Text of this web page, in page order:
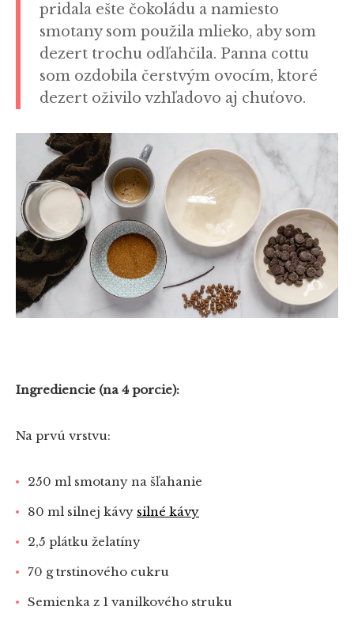
pridala ešte čokoládu a namiesto
smotany som použila mlieko, aby som
dezert trochu odľahčila. Panna cottu
som ozdobila čerstvým ovocím, ktoré
dezert oživilo vzhľadovo aj chuťovo.
Ingrediencie (na 4 porcie):
Na prvú vrstvu:
250 ml smotany na šľahanie
80 ml silnej kávy silné kávy
2,5 plátku želatíny
70 g trstinového cukru
Semienka z 1 vanilkového struku